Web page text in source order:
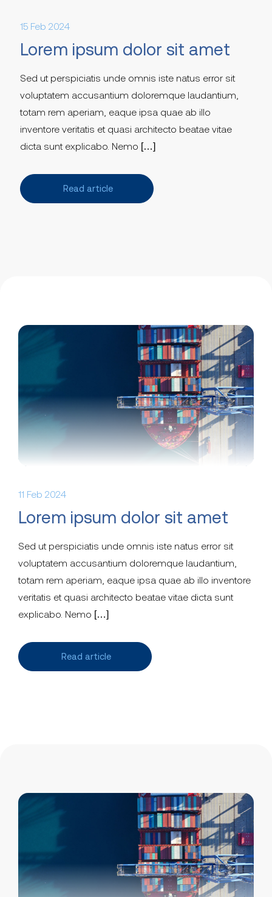
15 Feb 2024
Lorem ipsum dolor sit amet
Sed ut perspiciatis unde omnis iste natus error sit
voluptatem accusantium doloremque laudantium,
totam rem aperiam, eaque ipsa quae ab illo
inventore veritatis et quasi architecto beatae vitae
dicta sunt explicabo. Nemo […]
Read article
11 Feb 2024
Lorem ipsum dolor sit amet
Sed ut perspiciatis unde omnis iste natus error sit
voluptatem accusantium doloremque laudantium,
totam rem aperiam, eaque ipsa quae ab illo inventore
veritatis et quasi architecto beatae vitae dicta sunt
explicabo. Nemo […]
Read article